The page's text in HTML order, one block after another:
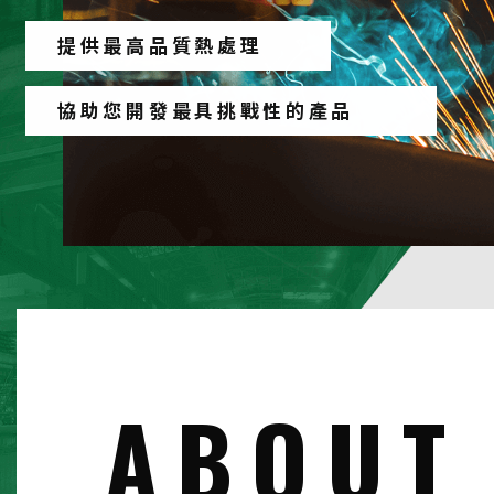
提供最高品質熱處理